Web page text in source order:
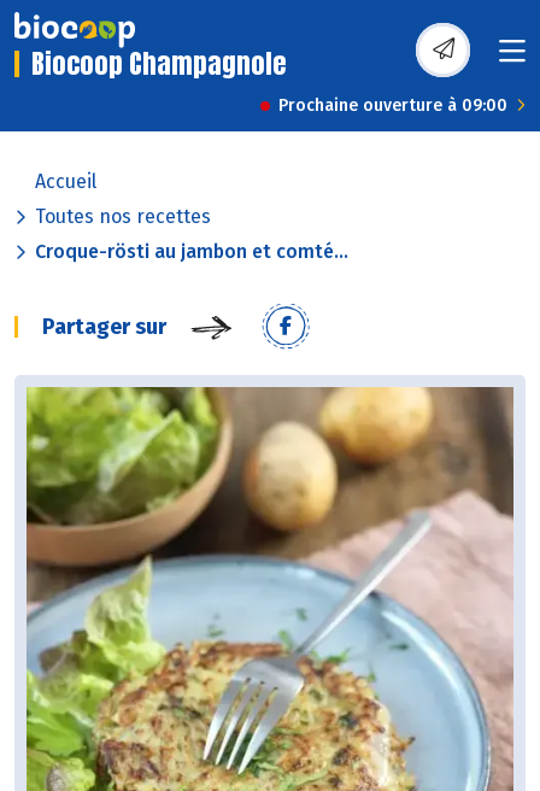
Biocoop Champagnole
Prochaine ouverture à 09:00
Accueil
Toutes nos recettes
Croque-rösti au jambon et comté...
Partager sur